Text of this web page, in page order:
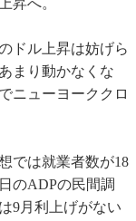
昇へ。
ドル上昇は妨げら
まり動かなくな
ニューヨーククロ
では就業者数が18
のADPの民間調
9月利上げがない